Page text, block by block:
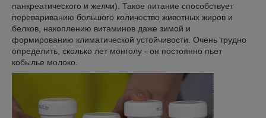
панкреатического и желчи). Такое питание способствует
перевариванию большого количество животных жиров и
белков, накоплению витаминов даже зимой и
формированию климатической устойчивости. Очень трудно
определить, сколько лет монголу - он постоянно пьет
кобылье молоко.